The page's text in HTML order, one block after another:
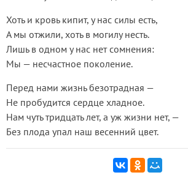
Хоть и кровь кипит, у нас силы есть,
А мы отжили, хоть в могилу несть.
Лишь в одном у нас нет сомнения:
Мы — несчастное поколение.
Перед нами жизнь безотрадная —
Не пробудится сердце хладное.
Нам чуть тридцать лет, а уж жизни нет, —
Без плода упал наш весенний цвет.